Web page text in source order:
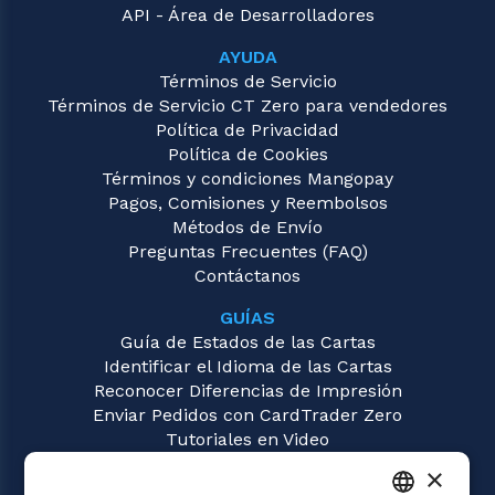
API - Área de Desarrolladores
AYUDA
Términos de Servicio
Términos de Servicio CT Zero para vendedores
Política de Privacidad
Política de Cookies
Términos y condiciones Mangopay
Pagos, Comisiones y Reembolsos
Métodos de Envío
Preguntas Frecuentes (FAQ)
Contáctanos
GUÍAS
Guía de Estados de las Cartas
Identificar el Idioma de las Cartas
Reconocer Diferencias de Impresión
Enviar Pedidos con CardTrader Zero
Tutoriales en Video
×